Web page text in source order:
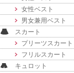
女性ベスト
男女兼用ベスト
スカート
プリーツスカート
フリルスカート
キュロット